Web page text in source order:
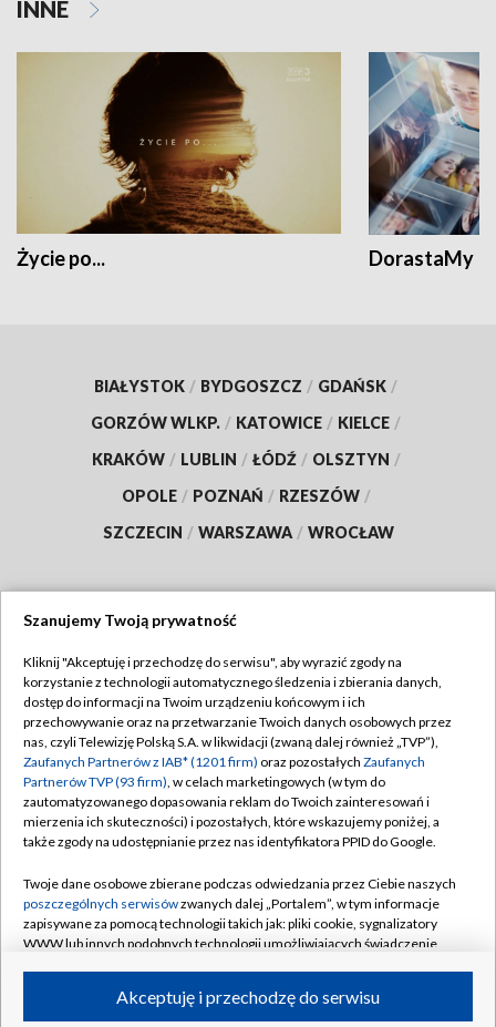
INNE
Życie po... DorastaMy
BIAŁYSTOK / BYDGOSZCZ / GDAŃSK /
GORZÓW WLKP. / KATOWICE / KIELCE /
KRAKÓW / LUBLIN / ŁÓDŹ / OLSZTYN /
OPOLE / POZNAŃ / RZESZÓW /
SZCZECIN / WARSZAWA / WROCŁAW
TVP
Abonament TVP
Emisja w TVP
Centrum informacji TVP
Naziemna Telewizja Cyfrowa
Rada Programowa
System NOS
Informacje o nadawcy
Program dla prasy
Regulamin TVP
Polityka prywatności
Moje zgody
Pomoc
Kontakt
Kanały
Szanujemy Twoją prywatność
Kliknij "Akceptuję i przechodzę do serwisu", aby wyrazić zgody na
korzystanie z technologii automatycznego śledzenia i zbierania danych,
dostęp do informacji na Twoim urządzeniu końcowym i ich
przechowywanie oraz na przetwarzanie Twoich danych osobowych przez
nas, czyli Telewizję Polską S.A. w likwidacji (zwaną dalej również „TVP”),
Zaufanych Partnerów z IAB* (1201 firm) oraz pozostałych Zaufanych
Partnerów TVP (93 firm), w celach marketingowych (w tym do
zautomatyzowanego dopasowania reklam do Twoich zainteresowań i
mierzenia ich skuteczności) i pozostałych, które wskazujemy poniżej, a
także zgody na udostępnianie przez nas identyfikatora PPID do Google.
Twoje dane osobowe zbierane podczas odwiedzania przez Ciebie naszych
poszczególnych serwisówzwanych dalej „Portalem”, w tym informacje
zapisywane za pomocą technologii takich jak: pliki cookie, sygnalizatory
WWW lub innych podobnych technologii umożliwiających świadczenie
ruchu w Internecie.Akceptuję i przechodzę do serwisu